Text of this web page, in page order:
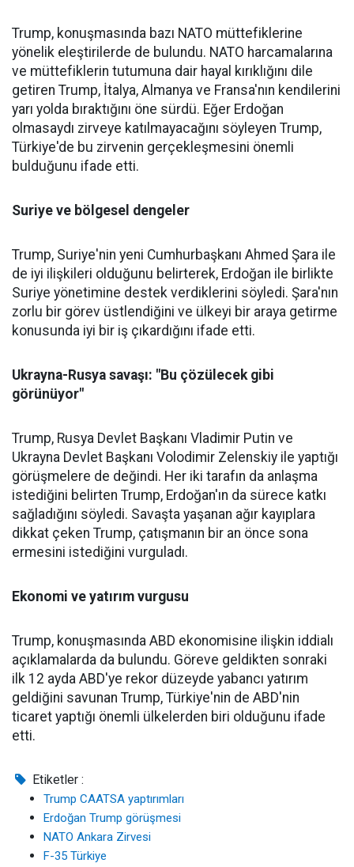
Trump, konuşmasında bazı NATO müttefiklerine
yönelik eleştirilerde de bulundu. NATO harcamalarına
ve müttefiklerin tutumuna dair hayal kırıklığını dile
getiren Trump, İtalya, Almanya ve Fransa'nın kendilerini
yarı yolda bıraktığını öne sürdü. Eğer Erdoğan
olmasaydı zirveye katılmayacağını söyleyen Trump,
Türkiye'de bu zirvenin gerçekleşmesini önemli
bulduğunu ifade etti.
Suriye ve bölgesel dengeler
Trump, Suriye'nin yeni Cumhurbaşkanı Ahmed Şara ile
de iyi ilişkileri olduğunu belirterek, Erdoğan ile birlikte
Suriye yönetimine destek verdiklerini söyledi. Şara'nın
zorlu bir görev üstlendiğini ve ülkeyi bir araya getirme
konusunda iyi bir iş çıkardığını ifade etti.
Ukrayna-Rusya savaşı: "Bu çözülecek gibi
görünüyor"
Trump, Rusya Devlet Başkanı Vladimir Putin ve
Ukrayna Devlet Başkanı Volodimir Zelenskiy ile yaptığı
görüşmelere de değindi. Her iki tarafın da anlaşma
istediğini belirten Trump, Erdoğan'ın da sürece katkı
sağladığını söyledi. Savaşta yaşanan ağır kayıplara
dikkat çeken Trump, çatışmanın bir an önce sona
ermesini istediğini vurguladı.
Ekonomi ve yatırım vurgusu
Trump, konuşmasında ABD ekonomisine ilişkin iddialı
açıklamalarda da bulundu. Göreve geldikten sonraki
ilk 12 ayda ABD'ye rekor düzeyde yabancı yatırım
geldiğini savunan Trump, Türkiye'nin de ABD'nin
ticaret yaptığı önemli ülkelerden biri olduğunu ifade
etti.
Etiketler :
Trump CAATSA yaptırımları
Erdoğan Trump görüşmesi
NATO Ankara Zirvesi
F-35 Türkiye